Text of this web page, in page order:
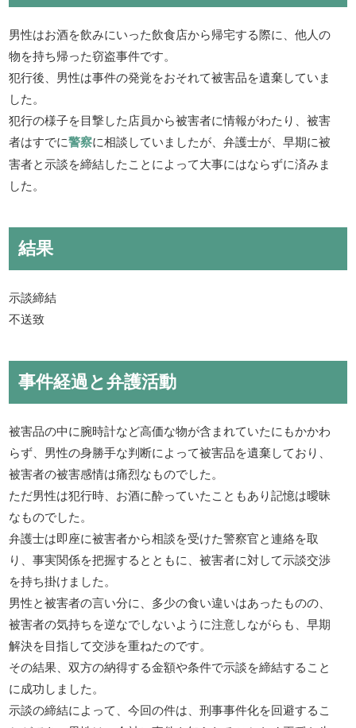
男性はお酒を飲みにいった飲食店から帰宅する際に、他人の
物を持ち帰った窃盗事件です。
犯行後、男性は事件の発覚をおそれて被害品を遺棄していま
した。
犯行の様子を目撃した店員から被害者に情報がわたり、被害
者はすでに警察に相談していましたが、弁護士が、早期に被
害者と示談を締結したことによって大事にはならずに済みま
した。
結果
示談締結
不送致
事件経過と弁護活動
被害品の中に腕時計など高価な物が含まれていたにもかかわ
らず、男性の身勝手な判断によって被害品を遺棄しており、
被害者の被害感情は痛烈なものでした。
ただ男性は犯行時、お酒に酔っていたこともあり記憶は曖昧
なものでした。
弁護士は即座に被害者から相談を受けた警察官と連絡を取
り、事実関係を把握するとともに、被害者に対して示談交渉
を持ち掛けました。
男性と被害者の言い分に、多少の食い違いはあったものの、
被害者の気持ちを逆なでしないように注意しながらも、早期
解決を目指して交渉を重ねたのです。
その結果、双方の納得する金額や条件で示談を締結すること
に成功しました。
示談の締結によって、今回の件は、刑事事件化を回避するこ